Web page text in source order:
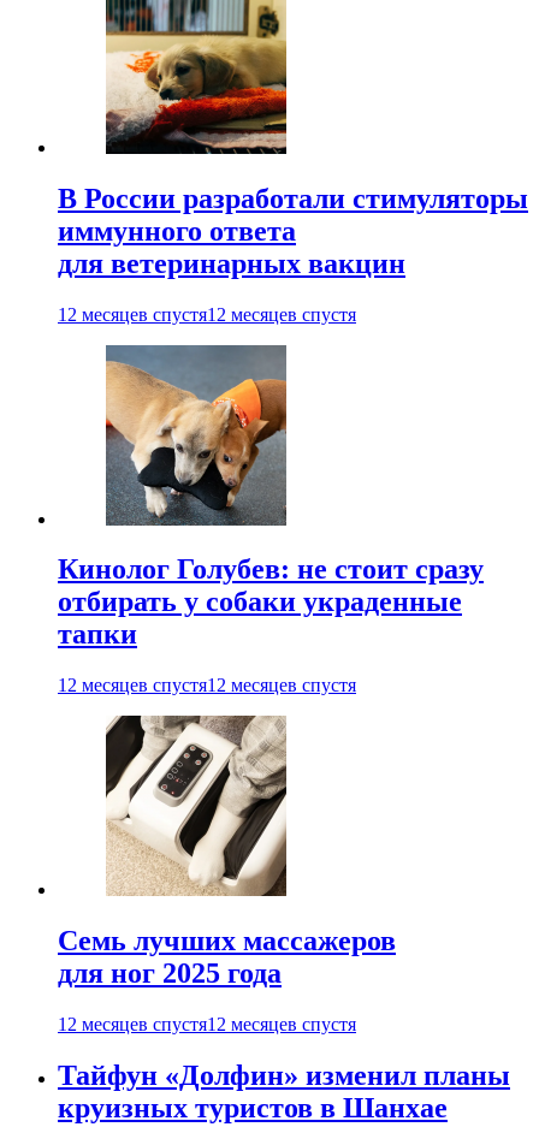
В России разработали стимуляторы
иммунного ответа
для ветеринарных вакцин
12 месяцев спустя12 месяцев спустя
Кинолог Голубев: не стоит сразу
отбирать у собаки украденные
тапки
12 месяцев спустя12 месяцев спустя
Семь лучших массажеров
для ног 2025 года
12 месяцев спустя12 месяцев спустя
Тайфун «Долфин» изменил планы
круизных туристов в Шанхае